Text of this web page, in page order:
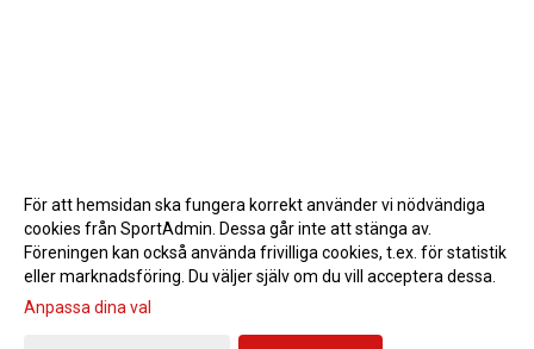
Gå till Webbversion
För att hemsidan ska fungera korrekt använder vi nödvändiga
cookies från SportAdmin. Dessa går inte att stänga av.
Föreningen kan också använda frivilliga cookies, t.ex. för statistik
eller marknadsföring. Du väljer själv om du vill acceptera dessa.
Anpassa dina val